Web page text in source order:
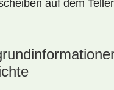
auf dem